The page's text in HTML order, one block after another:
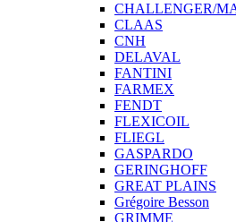
CHALLENGER/
CLAAS
CNH
DELAVAL
FANTINI
FARMEX
FENDT
FLEXICOIL
FLIEGL
GASPARDO
GERINGHOFF
GREAT PLAINS
Grégoire Besson
GRIMME